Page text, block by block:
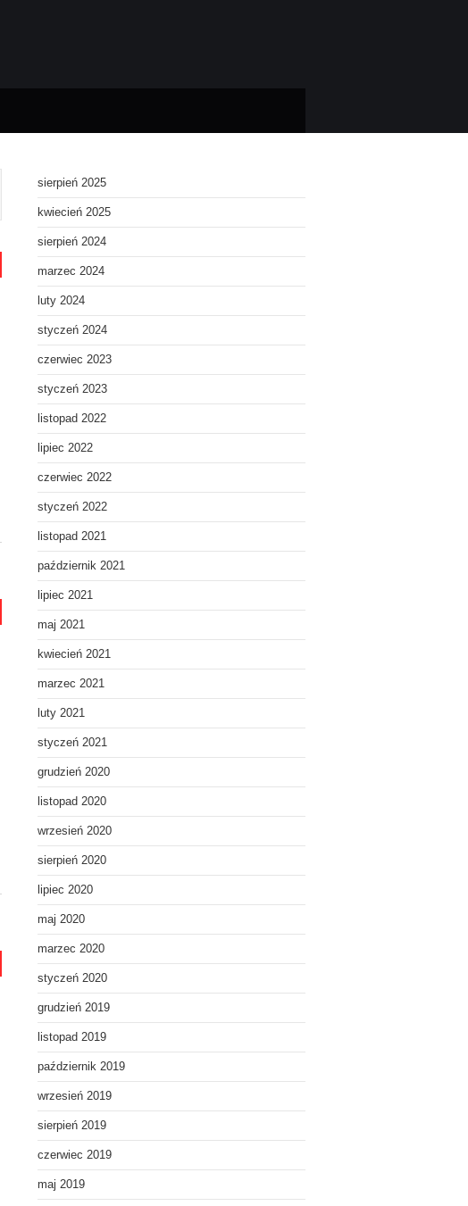
sierpień 2025
kwiecień 2025
sierpień 2024
marzec 2024
luty 2024
styczeń 2024
czerwiec 2023
styczeń 2023
listopad 2022
lipiec 2022
czerwiec 2022
styczeń 2022
listopad 2021
październik 2021
lipiec 2021
maj 2021
kwiecień 2021
marzec 2021
luty 2021
styczeń 2021
grudzień 2020
listopad 2020
wrzesień 2020
sierpień 2020
lipiec 2020
maj 2020
marzec 2020
styczeń 2020
grudzień 2019
listopad 2019
październik 2019
wrzesień 2019
sierpień 2019
czerwiec 2019
maj 2019